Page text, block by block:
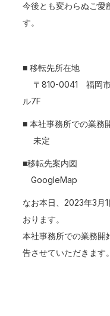
今後とも変わらぬご愛
す。
■ 移転先所在地
〒810-0041 福岡市
ル7F
■ 本社事務所での業務
未定
■移転先案内図
GoogleMap
なお本日、2023年3月
おります。
本社事務所での業務開
告させていただきます。